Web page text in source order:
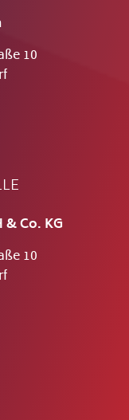
10
Co. KG
10